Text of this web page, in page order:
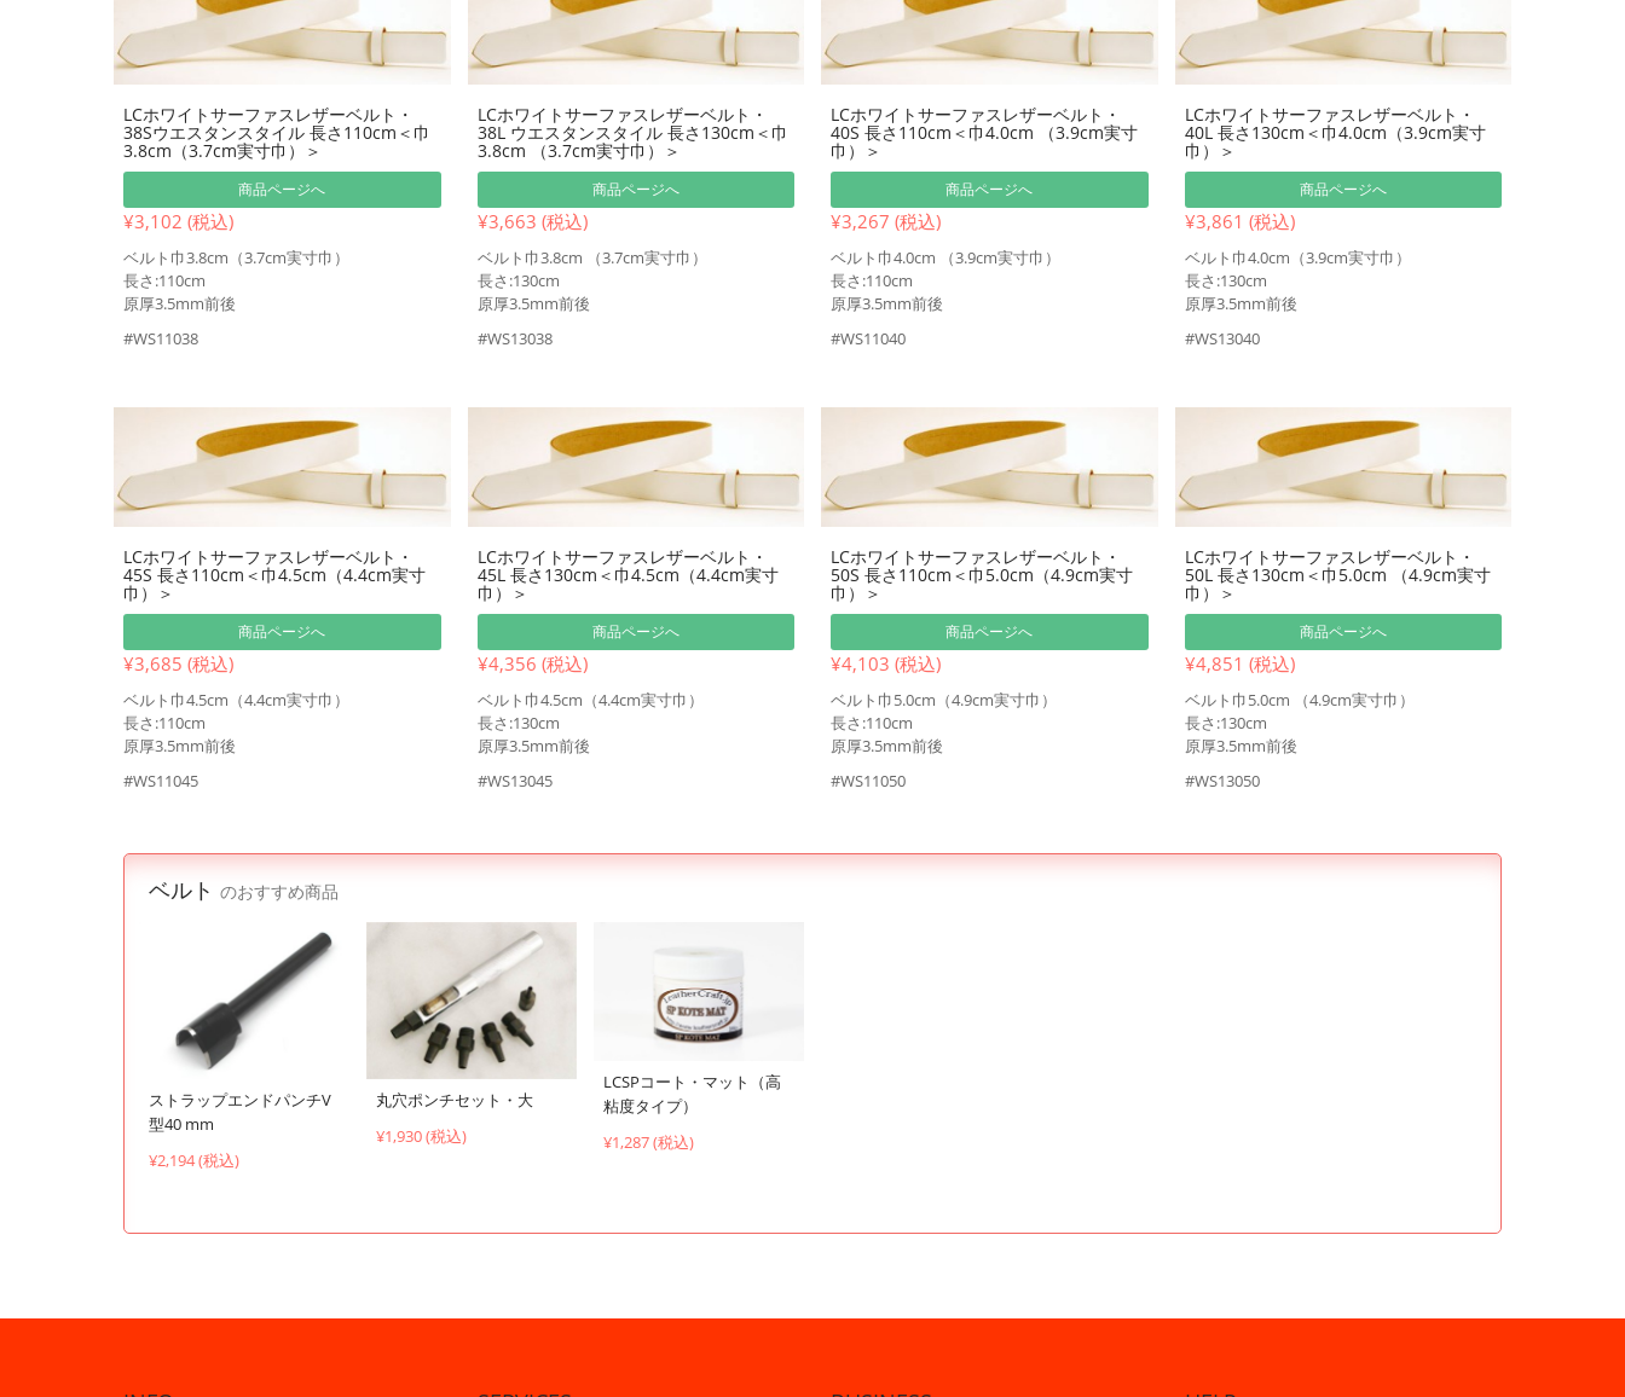
LCホワイトサーファスレザーベルト・
38Sウエスタンスタイル 長さ110cm＜巾
3.8cm（3.7cm実寸巾）＞
商品ページへ
¥3,102 (税込)
ベルト巾3.8cm（3.7cm実寸巾）
長さ:110cm
原厚3.5mm前後
#WS11038
LCホワイトサーファスレザーベルト・
38L ウエスタンスタイル 長さ130cm＜巾
3.8cm （3.7cm実寸巾）＞
商品ページへ
¥3,663 (税込)
ベルト巾3.8cm （3.7cm実寸巾）
長さ:130cm
原厚3.5mm前後
#WS13038
LCホワイトサーファスレザーベルト・
40S 長さ110cm＜巾4.0cm （3.9cm実寸
巾）＞
商品ページへ
¥3,267 (税込)
ベルト巾4.0cm （3.9cm実寸巾）
長さ:110cm
原厚3.5mm前後
#WS11040
LCホワイトサーファスレザーベルト・
40L 長さ130cm＜巾4.0cm（3.9cm実寸
巾）＞
商品ページへ
¥3,861 (税込)
ベルト巾4.0cm（3.9cm実寸巾）
長さ:130cm
原厚3.5mm前後
#WS13040
LCホワイトサーファスレザーベルト・
45S 長さ110cm＜巾4.5cm（4.4cm実寸
巾）＞
商品ページへ
¥3,685 (税込)
ベルト巾4.5cm（4.4cm実寸巾）
長さ:110cm
原厚3.5mm前後
#WS11045
LCホワイトサーファスレザーベルト・
45L 長さ130cm＜巾4.5cm（4.4cm実寸
巾）＞
商品ページへ
¥4,356 (税込)
ベルト巾4.5cm（4.4cm実寸巾）
長さ:130cm
原厚3.5mm前後
#WS13045
LCホワイトサーファスレザーベルト・
50S 長さ110cm＜巾5.0cm（4.9cm実寸
巾）＞
商品ページへ
¥4,103 (税込)
ベルト巾5.0cm（4.9cm実寸巾）
長さ:110cm
原厚3.5mm前後
#WS11050
LCホワイトサーファスレザーベルト・
50L 長さ130cm＜巾5.0cm （4.9cm実寸
巾）＞
商品ページへ
¥4,851 (税込)
ベルト巾5.0cm （4.9cm実寸巾）
長さ:130cm
原厚3.5mm前後
#WS13050
ベルト のおすすめ商品
ストラップエンドパンチV
型40 mm
¥2,194 (税込)
丸穴ポンチセット・大
¥1,930 (税込)
LCSPコート・マット（高
粘度タイプ）
¥1,287 (税込)